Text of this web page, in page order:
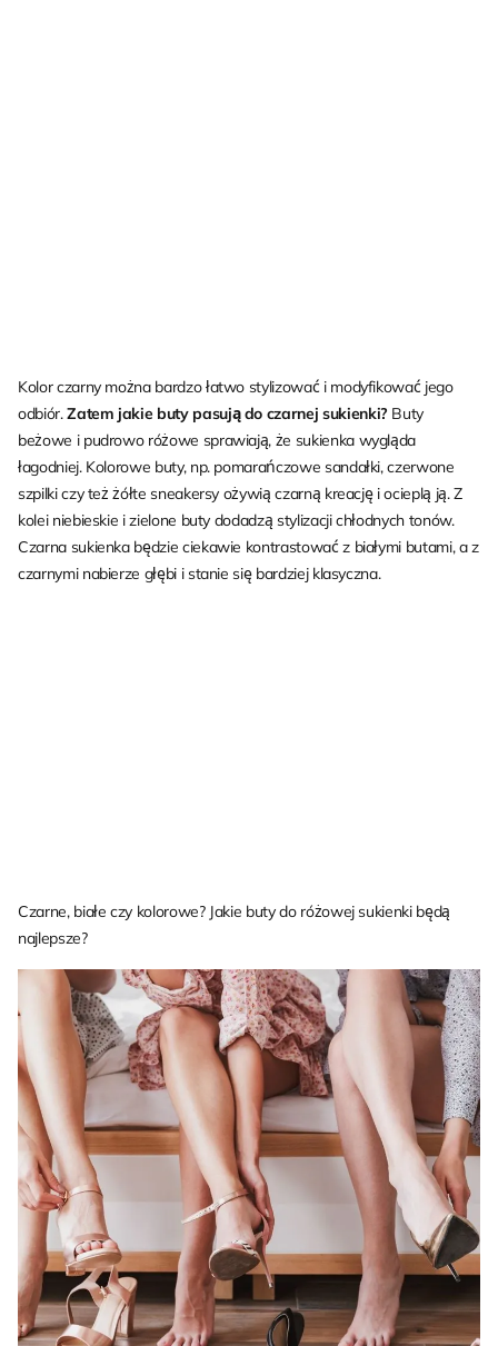
Kolor czarny można bardzo łatwo stylizować i modyfikować jego
odbiór.Zatem jakie buty pasują do czarnej sukienki? Buty
beżowe i pudrowo różowe sprawiają, że sukienka wygląda
łagodniej. Kolorowe buty, np. pomarańczowe sandałki, czerwone
szpilki czy też żółte sneakersy ożywią czarną kreację i ocieplą ją. Z
kolei niebieskie i zielone buty dodadzą stylizacji chłodnych tonów.
Czarna sukienka będzie ciekawie kontrastować z białymi butami, a z
czarnymi nabierze głębi i stanie się bardziej klasyczna.
Czarne, białe czy kolorowe? Jakie buty do różowej sukienki będą
najlepsze?